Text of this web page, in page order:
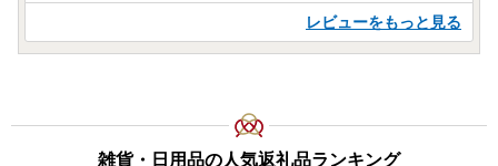
レビューをもっと見る
雑貨・日用品の人気返礼品ランキング